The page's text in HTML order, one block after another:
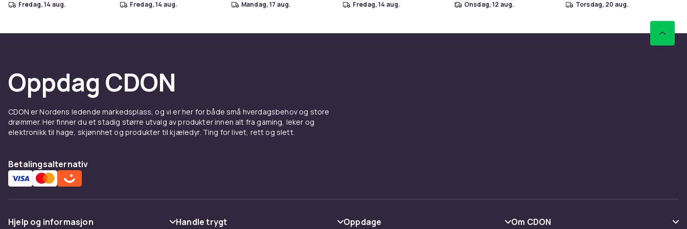
fredag, 14 aug. fredag, 14 aug. mandag, 17 aug. fredag, 14 aug. onsdag, 12 aug. torsdag, 20 aug.
Oppdag CDON
CDON er Nordens ledende markedsplass, og vi er her for både små hverdagsbehov og store
drømmer. Her finner du et stadig større utvalg av produkter innen alt fra gaming, leker og
elektronikk til hage, skjønnhet og produkter til kjæledyr. Ting for livet, rett og slett.
Betalingsalternativ
Hjelp og informasjon Handle trygt Oppdage
Om CDON